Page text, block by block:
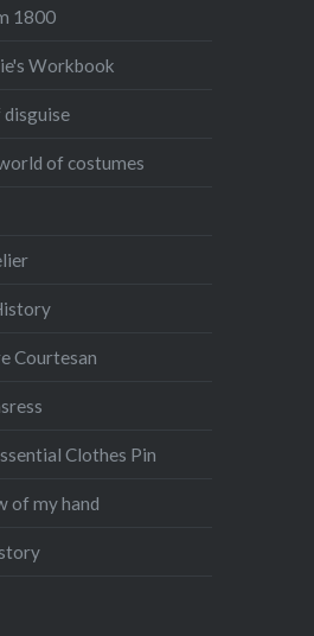
1800
Workbook
of costumes
Courtesan
Clothes Pin
of my hand